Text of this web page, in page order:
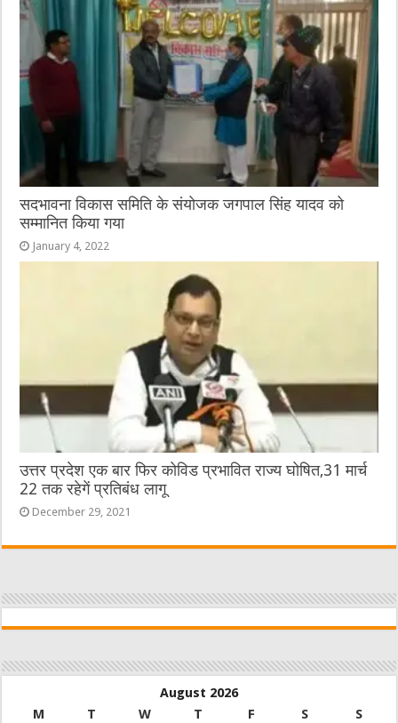
सदभावना विकास समिति के संयोजक जगपाल सिंह यादव को
सम्मानित किया गया
January 4, 2022
उत्तर प्रदेश एक बार फिर कोविड प्रभावित राज्य घोषित,31 मार्च
22 तक रहेगें प्रतिबंध लागू
December 29, 2021
August 2026
M
T W T F S
S